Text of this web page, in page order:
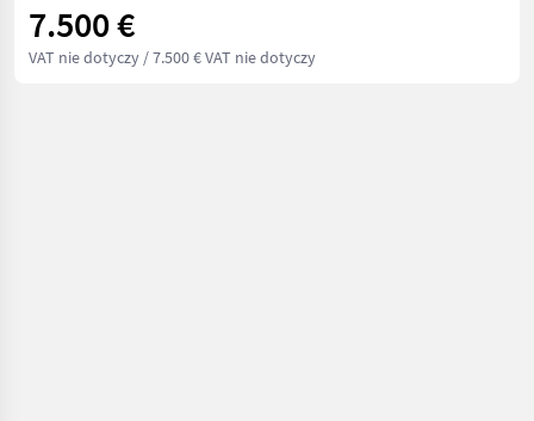
7.500 €
VAT nie dotyczy / 7.500 € VAT nie dotyczy